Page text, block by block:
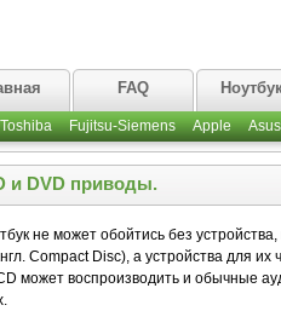
FAQ
Toshiba Fujitsu-Siemens Apple Asus
и DVD приводы.
не может обойтись без
Compact Disc), а устройства для
может воспроизводить и обычные